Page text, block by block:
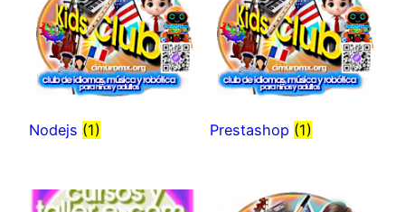
Nodejs (1) Prestashop (1)